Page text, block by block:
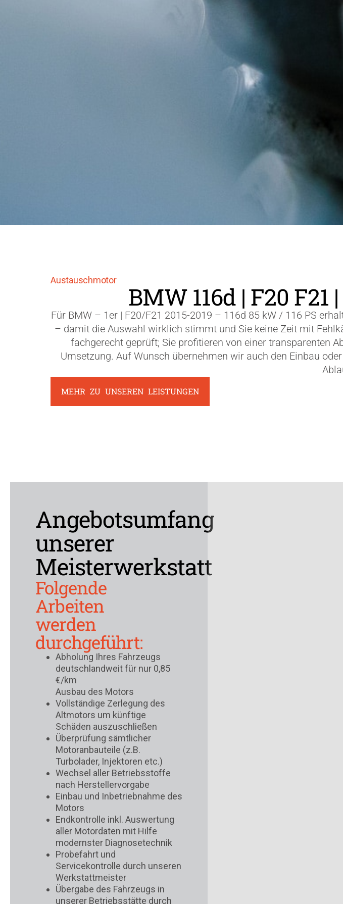
Austauschmotor
BMW 116d | F20 F21 |
Für BMW – 1er | F20/F21 2015-2019 – 116d 85 kW / 116 PS
– damit die Auswahl wirklich stimmt und Sie keine Zeit mit
fachgerecht geprüft; Sie profitieren von einer transparenten
Umsetzung. Auf Wunsch übernehmen wir auch den Einbau
MEHR ZU UNSEREN LEISTUNGEN
Angebotsumfang
unserer
Meisterwerkstatt
Folgende
Arbeiten
werden
durchgeführt:
Abholung Ihres Fahrzeugs
deutschlandweit für nur 0,85
€/km
Ausbau des Motors
Vollständige Zerlegung des
Altmotors um künftige
Schäden auszuschließen
Überprüfung sämtlicher
Motoranbauteile (z.B.
Turbolader, Injektoren etc.)
Wechsel aller Betriebsstoffe
nach Herstellervorgabe
Einbau und Inbetriebnahme des
Motors
Endkontrolle inkl. Auswertung
aller Motordaten mit Hilfe
modernster Diagnosetechnik
Probefahrt und
Servicekontrolle durch unseren
Werkstattmeister
Übergabe des Fahrzeugs in
unserer Betriebsstätte durch